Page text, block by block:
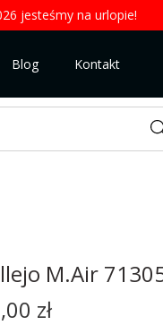
jesteśmy na urlopie!
Blog Kontakt
M.Air
zł